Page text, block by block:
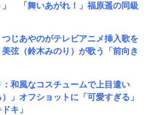
」 「舞いあがれ！」福原遥の同級
じあやのがテレビアニメ挿入歌を
弦（鈴木みのり）が歌う「前向き
：和風なコスチュームで上目遣い
）」オフショットに「可愛すぎる」
キ」